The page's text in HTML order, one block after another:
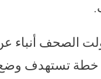
الصحف